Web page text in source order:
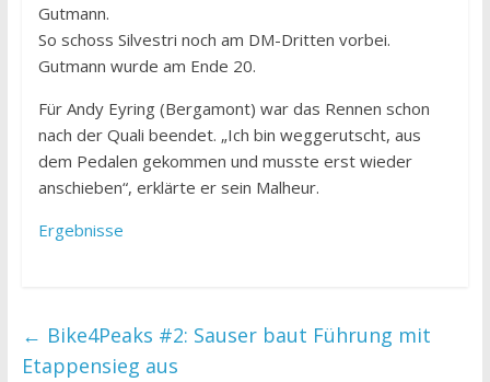
Gutmann.
So schoss Silvestri noch am DM-Dritten vorbei.
Gutmann wurde am Ende 20.
Für Andy Eyring (Bergamont) war das Rennen schon
nach der Quali beendet. „Ich bin weggerutscht, aus
dem Pedalen gekommen und musste erst wieder
anschieben“, erklärte er sein Malheur.
Ergebnisse
← Bike4Peaks #2: Sauser baut Führung mit
Etappensieg aus